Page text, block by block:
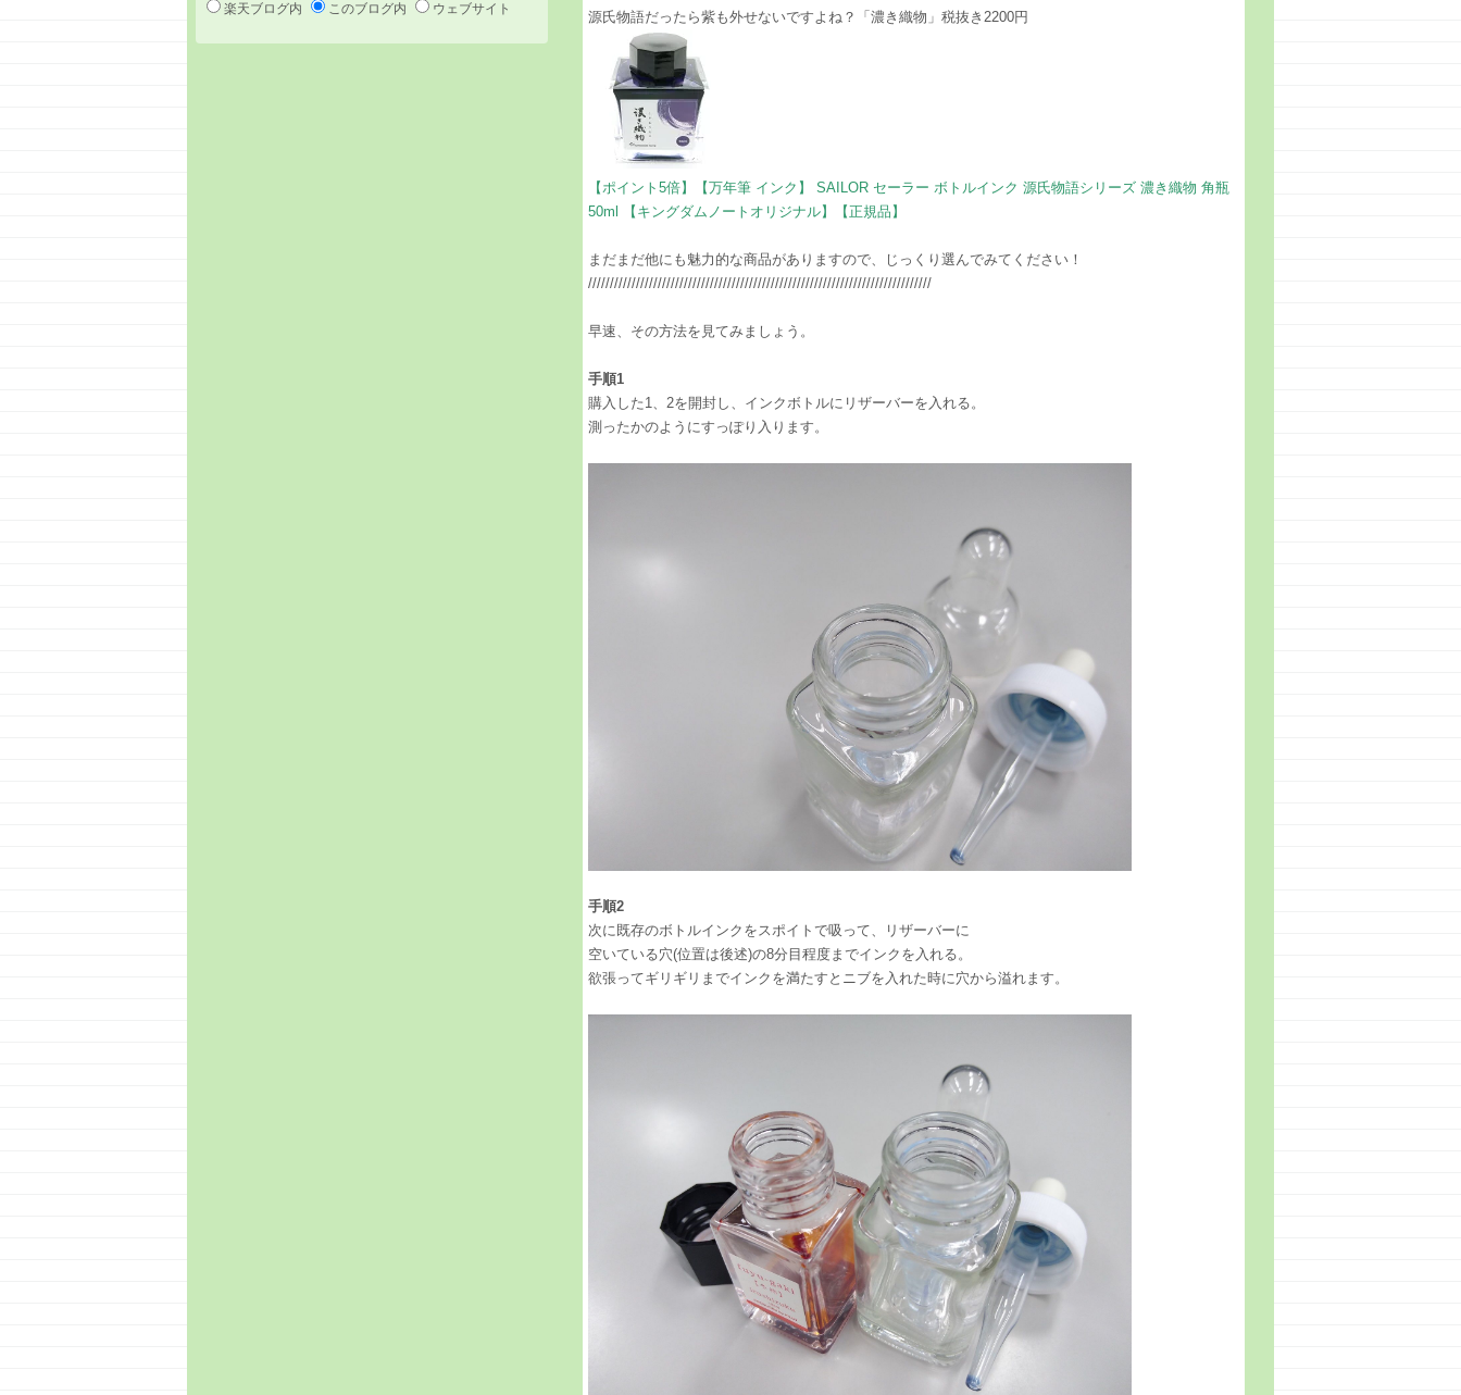
楽天ブログ内 このブログ内 ウェブサイト ​源氏物語だったら紫も外せないですよね？「濃き織物」税抜き2200円
【ポイント5倍】【万年筆 インク】 SAILOR セーラー ボトルインク 源氏物語シリーズ 濃き織物 角瓶
50ml 【キングダムノートオリジナル】【正規品】
まだまだ他にも魅力的な商品がありますので、じっくり選んでみてください！
///////////////////////////////////////////////////////////////////////////////
早速、その方法を見てみましょう。
手順1
購入した1、2を開封し、インクボトルにリザーバーを入れる。
測ったかのようにすっぽり入ります。
手順2
次に既存のボトルインクをスポイトで吸って、リザーバーに
空いている穴(位置は後述)の8分目程度までインクを入れる。
欲張ってギリギリまでインクを満たすとニブを入れた時に穴から溢れます。